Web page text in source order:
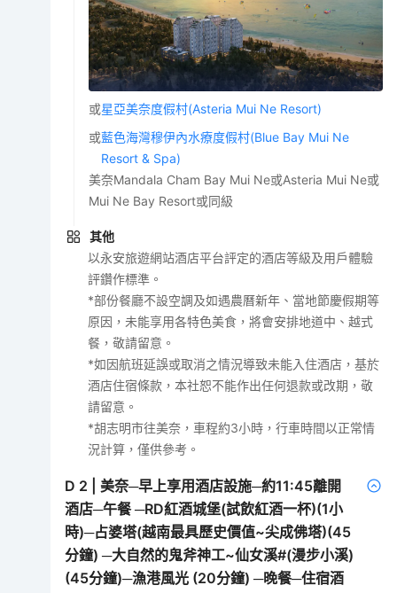
或星亞美奈度假村(Asteria Mui Ne Resort)
或藍色海灣穆伊內水療度假村(Blue Bay Mui Ne
Resort & Spa)
美奈Mandala Cham Bay Mui Ne或Asteria Mui Ne或
Mui Ne Bay Resort或同級
其他
以永安旅遊網站酒店平台評定的酒店等級及用戶體驗
評鑽作標準。
*部份餐廳不設空調及如遇農曆新年、當地節慶假期等
原因，未能享用各特色美食，將會安排地道中、越式
餐，敬請留意。
*如因航班延誤或取消之情況導致未能入住酒店，基於
酒店住宿條款，本社恕不能作出任何退款或改期，敬
請留意。
*胡志明市往美奈，車程約3小時，行車時間以正常情
況計算，僅供參考。
D 2 |美奈─早上享用酒店設施─約11:45離開
酒店─午餐 ─RD紅酒城堡(試飲紅酒一杯)(1小
時)─占婆塔(越南最具歷史價值~尖成佛塔)(45
分鐘) ─大自然的鬼斧神工~仙女溪#(漫步小溪)
(45分鐘)─漁港風光 (20分鐘) ─晚餐─住宿酒